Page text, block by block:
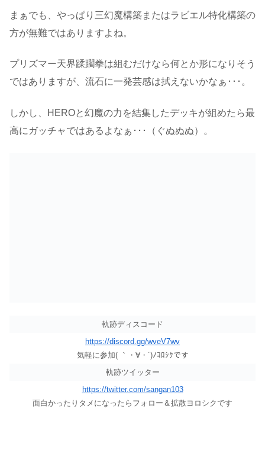
まぁでも、やっぱり三幻魔構築またはラビエル特化構築の
方が無難ではありますよね。
プリズマー天界蹂躙拳は組むだけなら何とか形になりそう
ではありますが、流石に一発芸感は拭えないかなぁ･･･。
しかし、HEROと幻魔の力を結集したデッキが組めたら最
高にガッチャではあるよなぁ･･･（ぐぬぬぬ）。
軌跡ディスコード
https://discord.gg/wveV7wv
気軽に参加( ｀・∀・´)ﾉﾖﾛｼｸです
軌跡ツイッター
https://twitter.com/sangan103
面白かったりタメになったらフォロー＆拡散ヨロシクです